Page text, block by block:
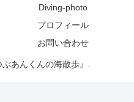
Diving-photo
プロフィール
お問い合わせ
あんくんの海散歩』.